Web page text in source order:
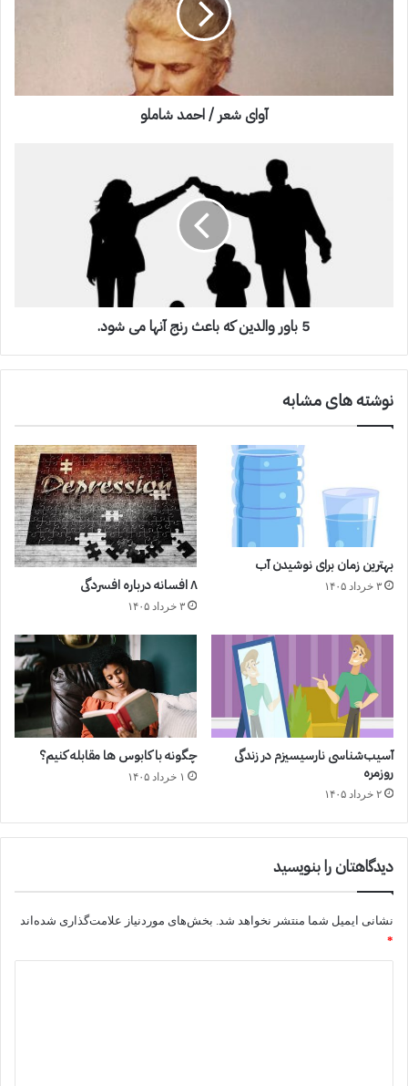
آوای شعر / احمد شاملو
5 باور والدین که باعث رنج آنها می شود.
نوشته های مشابه
بهترین زمان برای نوشیدن آب
۳ خرداد ۱۴۰۵ ۸ افسانه درباره افسردگی
۳ خرداد ۱۴۰۵
آسیب‌شناسی نارسیسیزم در زندگی
روزمره
۲ خرداد ۱۴۰۵
چگونه با کابوس ها مقابله کنیم؟
۱ خرداد ۱۴۰۵
دیدگاهتان را بنویسید
نشانی ایمیل شما منتشر نخواهد شد. بخش‌های موردنیاز علامت‌گذاری شده‌اند
*